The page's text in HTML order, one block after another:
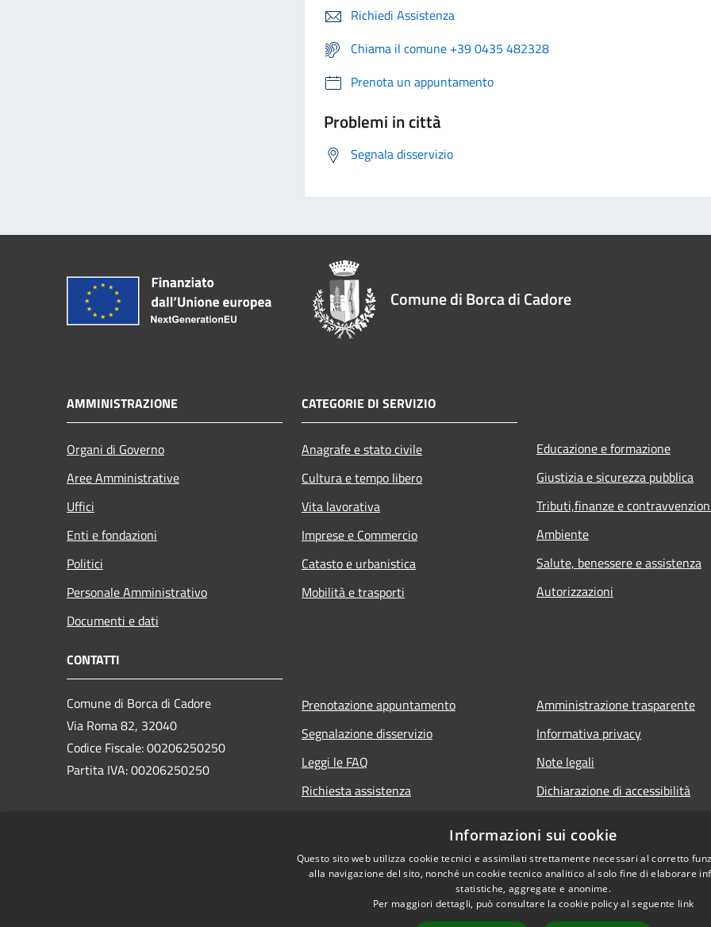
Richiedi Assistenza
Chiama il comune +39 0435 482328
Prenota un appuntamento
Problemi in città
Segnala disservizio
Comune di Borca di Cadore
AMMINISTRAZIONE
Organi di Governo
Aree Amministrative
Uffici
Enti e fondazioni
Politici
Personale Amministrativo
Documenti e dati
CATEGORIE DI SERVIZIO
Anagrafe e stato civile
Cultura e tempo libero
Vita lavorativa
Imprese e Commercio
Catasto e urbanistica
Mobilità e trasporti
Educazione e formazione
Giustizia e sicurezza pubblica
Tributi,finanze e
Ambiente
Salute, benessere e assistenza
Autorizzazioni
CONTATTI
Comune di Borca di Cadore
Via Roma 82, 32040
Codice Fiscale: 00206250250
Partita IVA: 00206250250
Prenotazione appuntamento
Segnalazione disservizio
Leggi le FAQ
Richiesta assistenza
Amministrazione trasparente
Informativa privacy
Note legali
Dichiarazione di accessibilità
Informazioni sui cookie
Questo sito web utilizza cookie tecnici e assimilati strettamente necessari al corretto
alla navigazione del sito, nonché un cookie tecnico analitico al solo fine di elaborare
statistiche, aggregate e anonime.
Per maggiori dettagli, può consultare la cookie policy al seguente link